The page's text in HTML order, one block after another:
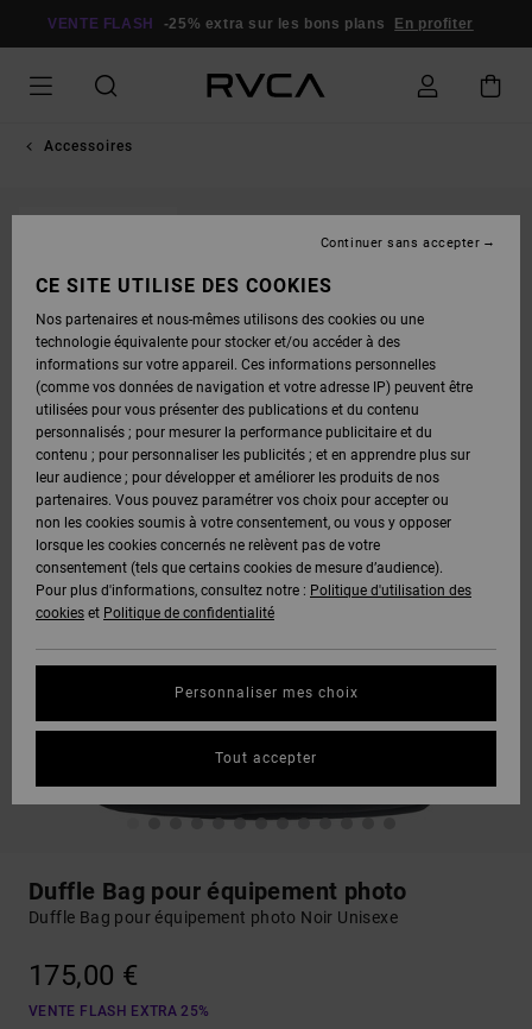
VENTE FLASH -25% extra sur les bons plans En profiter
Accessoires
Duffle Bag pour équipement photo
Duffle Bag pour équipement photo Noir Unisexe
175,00 €
VENTE FLASH EXTRA 25%
CE SITE UTILISE DES COOKIES
Nos partenaires et nous-mêmes utilisons des cookies ou une
technologie équivalente pour stocker et/ou accéder à des
informations sur votre appareil. Ces informations personnelles
(comme vos données de navigation et votre adresse IP) peuvent être
utilisées pour vous présenter des publications et du contenu
personnalisés ; pour mesurer la performance publicitaire et du
contenu ; pour personnaliser les publicités ; et en apprendre plus sur
leur audience ; pour développer et améliorer les produits de nos
partenaires. Vous pouvez paramétrer vos choix pour accepter ou
non les cookies soumis à votre consentement, ou vous y opposer
lorsque les cookies concernés ne relèvent pas de votre
consentement (tels que certains cookies de mesure d’audience).
Pour plus d'informations, consultez notre : Politique d'utilisation des
cookies et Politique de confidentialité
Personnaliser mes choix
Continuer sans accepter
Tout accepter